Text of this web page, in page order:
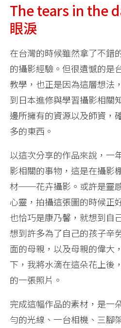
The tears in the
眼淚
在台灣的時候雖然拿了不錯
的攝影經驗。但很遺憾的是
教學，也正是因為這層想法
到日本進修與學習攝影相關
邊所擁有的資源以及師資，
多的東西。
以這次分享的作品來說，一
影相關的事物，這是在攝影
材──花卉攝影。或許是靈
心靈，拍攝這張圖的時候正
也恰巧是康乃馨，就想到自
想到許多為了自己的孩子辛
面的母親，以及母親的偉大
下，我將水滴在這朵花上後
的一張照片。
完成這幅作品的素材，是一
勻的光線、一台相機、三腳